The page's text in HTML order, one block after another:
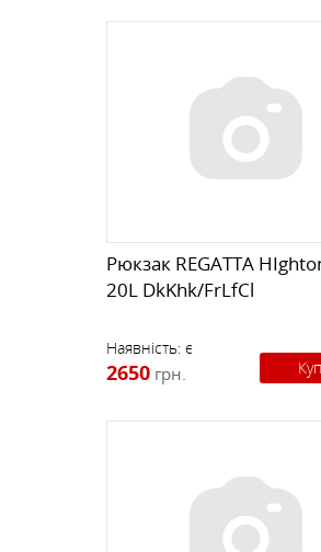
Рюкзак REGATTA
20L DkKhk/FrLfCl
Наявність: є
2650 грн.